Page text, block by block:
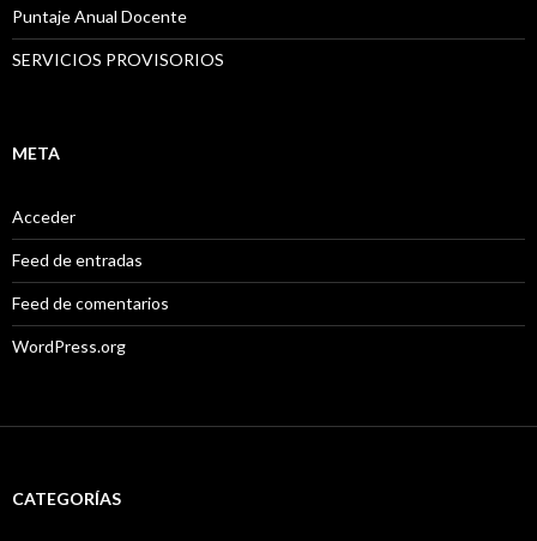
Puntaje Anual Docente
SERVICIOS PROVISORIOS
META
Acceder
Feed de entradas
Feed de comentarios
WordPress.org
CATEGORÍAS